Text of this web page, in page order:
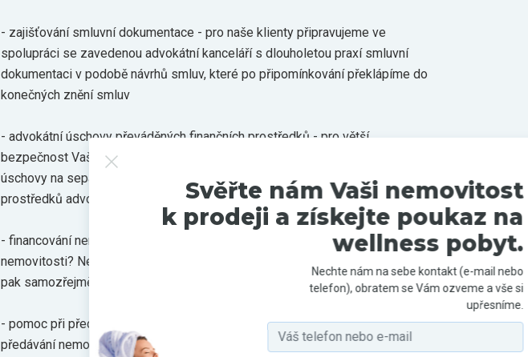
- zajišťování smluvní dokumentace - pro naše klienty připravujeme ve
spolupráci se zavedenou advokátní kanceláří s dlouholetou praxí smluvní
dokumentaci v podobě návrhů smluv, které po připomínkování překlápíme do
konečných znění smluv
- advokátní úschovy převáděných finančních prostředků - pro větší
bezpečnost Vašich peněz doporučujeme uložit prostředky do advokátní
úschovy na separátním účtě. Zároveň je pak pod kontrolou vyplácení
prostředků advokátem přesně podle předem sjednaných pravidel.
- financování nemovitostí - nemáte dostatek prostředků na pořízení
nemovitosti? Nevadí. Zajišťujeme financování různými formami, nejčastěji
pak samozřejmě hypotákami.
- pomoc při předávání nemovitostí - budeme při Vás stát i při fyzickém
předávání nemovitosti. Využijete tak našich zkušeností a předání
Svěřte nám Vaši nemovitost
k prodeji a získejte poukaz na
wellness pobyt.
Nechte nám na sebe kontakt (e-mail nebo
telefon), obratem se Vám ozveme a vše si
upřesníme.